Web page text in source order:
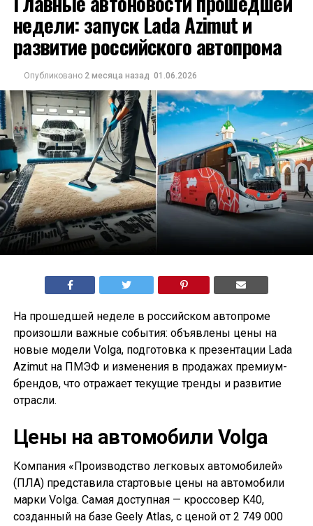
недели: запуск Lada Azimut и
развитие российского автопрома
Опубликовано 2 месяца назад 01.06.2026
На прошедшей неделе в российском автопроме
произошли важные события: объявлены цены на
новые модели Volga, подготовка к презентации Lada
Azimut на ПМЭФ и изменения в продажах премиум-
брендов, что отражает текущие тренды и развитие
отрасли.
Цены на автомобили Volga
Компания «Производство легковых автомобилей»
(ПЛА) представила стартовые цены на автомобили
марки Volga. Самая доступная — кроссовер K40,
созданный на базе Geely Atlas, с ценой от 2 749 000